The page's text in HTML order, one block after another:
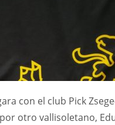
con el club Pick
otro vallisoletano,